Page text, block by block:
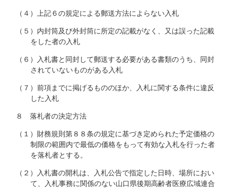
（４）上記６の規定による郵送方法によらない入札
（５）内封筒及び外封筒に所定の記載がなく、又は誤った記載
をした者の入札
（６）入札書と同封して郵送する必要がある書類のうち、同封
されていないものがある入札
（７）前項までに掲げるもののほか、入札に関する条件に違反
した入札
８ 落札者の決定方法
（１）財務規則第８８条の規定に基づき定められた予定価格の
制限の範囲内で最低の価格をもって有効な入札を行った者
を落札者とする。
（２）入札書の開札は、入札公告で指定した日時、場所におい
て、入札事務に関係のない山口県後期高齢者医療広域連合